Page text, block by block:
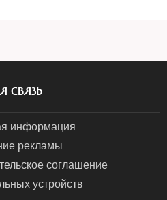
СВЯЗЬ
информация
рекламы
соглашение
устройств